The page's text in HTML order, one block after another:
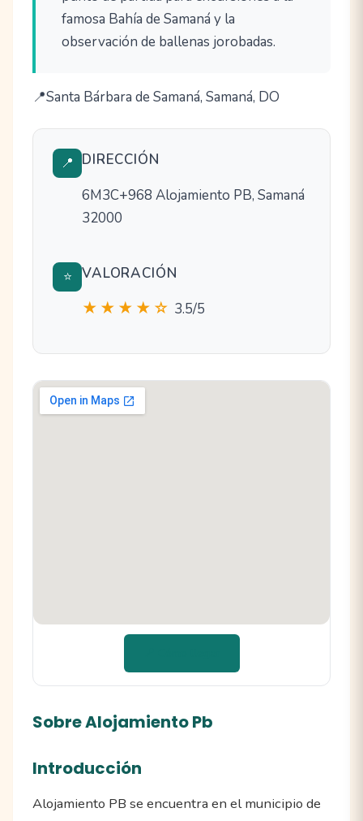
famosa Bahía de Samaná y la
observación de ballenas jorobadas.
Santa Bárbara de Samaná, Samaná, DO
📍 DIRECCIÓN
6M3C+968 Alojamiento PB, Samaná
32000
⭐ VALORACIÓN
★★★★☆ 3.5/5
Sobre Alojamiento Pb
Introducción
Alojamiento PB se encuentra en el municipio de